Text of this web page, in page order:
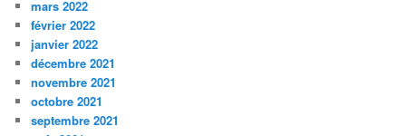
mars 2022
février 2022
janvier 2022
décembre 2021
novembre 2021
octobre 2021
septembre 2021